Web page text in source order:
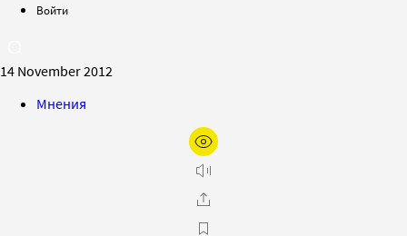
Войти
14 November 2012
Мнения